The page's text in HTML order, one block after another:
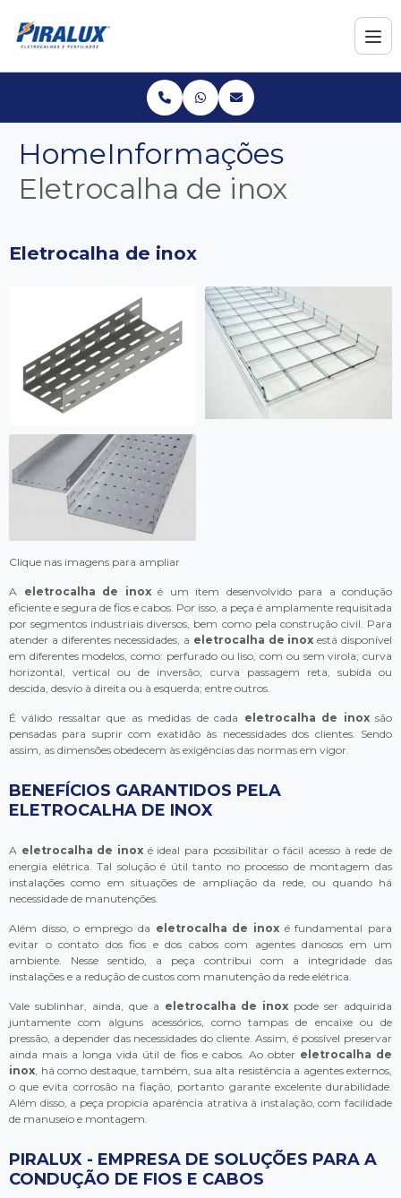
HomeInformações
Eletrocalha de inox
Eletrocalha de inox
Clique nas imagens para ampliar
A eletrocalha de inoxé um item desenvolvido para a condução
eficiente e segura de fios e cabos. Por isso, a peça é amplamente requisitada
por segmentos industriais diversos, bem como pela construção civil. Para
atender a diferentes necessidades, a eletrocalha de inox está disponível
em diferentes modelos, como: perfurado ou liso, com ou sem virola; curva
horizontal, vertical ou de inversão; curva passagem reta, subida ou
descida, desvio à direita ou à esquerda; entre outros.
É válido ressaltar que as medidas de cada eletrocalha de inoxsão
pensadas para suprir com exatidão às necessidades dos clientes. Sendo
assim, as dimensões obedecem às exigências das normas em vigor.
BENEFÍCIOS GARANTIDOS PELA
ELETROCALHA DE INOX
A eletrocalha de inox é ideal para possibilitar o fácil acesso à rede de
energia elétrica. Tal solução é útil tanto no processo de montagem das
instalações como em situações de ampliação da rede, ou quando há
necessidade de manutenções.
Além disso, o emprego da eletrocalha de inoxé fundamental para
evitar o contato dos fios e dos cabos com agentes danosos em um
ambiente. Nesse sentido, a peça contribui com a integridade das
instalações e a redução de custos com manutenção da rede elétrica.
Vale sublinhar, ainda, que a eletrocalha de inox pode ser adquirida
juntamente com alguns acessórios, como tampas de encaixe ou de
pressão, a depender das necessidades do cliente. Assim, é possível preservar
ainda mais a longa vida útil de fios e cabos. Ao obter eletrocalha de
inox, há como destaque, também, sua alta resistência a agentes externos,
o que evita corrosão na fiação, portanto garante excelente durabilidade.
Além disso, a peça propicia aparência atrativa à instalação, com facilidade
de manuseio e montagem.
PIRALUX - EMPRESA DE SOLUÇÕES PARA A
CONDUÇÃO DE FIOS E CABOS